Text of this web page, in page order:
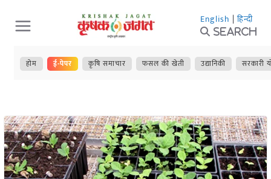
Skip
to
content
English | हिन्दी
Search
होम ई-पेपर कृषि समाचार फसल की खेती उद्यानिकी सरकारी